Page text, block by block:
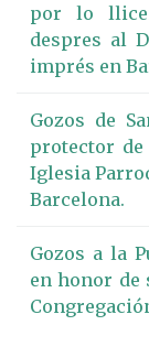
por lo
despres al
imprés en
Gozos de
protector
Iglesia
Barcelona.
Gozos a la
en honor de